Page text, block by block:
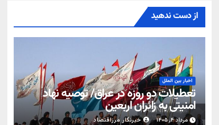
از دست ندهید
اخبار بین الملل
تعطیلات دو روزه در عراق/ توصیه نهاد
امنیتی به زائران اربعین
مرداد ۴, ۱۴۰۵ خبرنگار مرزاقتصاد